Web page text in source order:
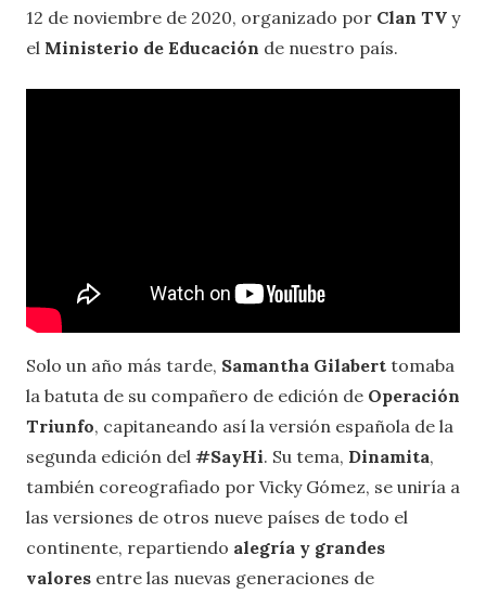
12 de noviembre de 2020, organizado por Clan TV y
el Ministerio de Educación de nuestro país.
Solo un año más tarde, Samantha Gilabert tomaba
la batuta de su compañero de edición de Operación
Triunfo, capitaneando así la versión española de la
segunda edición del #SayHi. Su tema, Dinamita,
también coreografiado por Vicky Gómez, se uniría a
las versiones de otros nueve países de todo el
continente, repartiendo alegría y grandes
valores entre las nuevas generaciones de